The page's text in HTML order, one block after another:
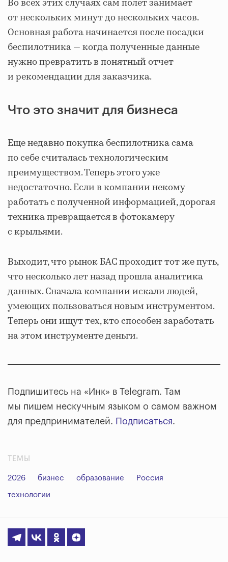
Во всех этих случаях сам полет занимает
от нескольких минут до нескольких часов.
Основная работа начинается после посадки
беспилотника — когда полученные данные
нужно превратить в понятный отчет
и рекомендации для заказчика.
Что это значит для бизнеса
Еще недавно покупка беспилотника сама
по себе считалась технологическим
преимуществом. Теперь этого уже
недостаточно. Если в компании некому
работать с полученной информацией, дорогая
техника превращается в фотокамеру
с крыльями.
Выходит, что рынок БАС проходит тот же путь,
что несколько лет назад прошла аналитика
данных. Сначала компании искали людей,
умеющих пользоваться новым инструментом.
Теперь они ищут тех, кто способен заработать
на этом инструменте деньги.
Подпишитесь на «Инк» в Telegram. Там
мы пишем нескучным языком о самом важном
для предпринимателей. Подписаться.
ТЕМЫ
2026 бизнес образование Россия
технологии